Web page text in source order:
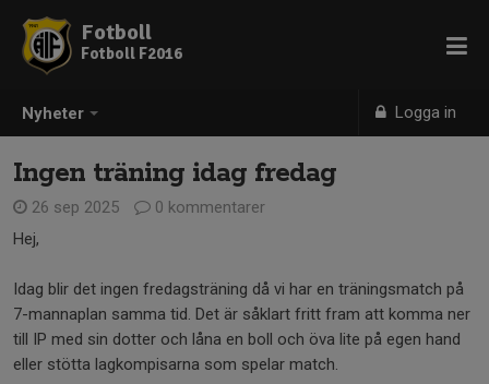
Nyheter Logga in
Fotboll
Fotboll F2016
Ingen träning idag fredag
26 sep 2025
0 kommentarer
Hej,
Idag blir det ingen fredagsträning då vi har en träningsmatch på
7-mannaplan samma tid. Det är såklart fritt fram att komma ner
till IP med sin dotter och låna en boll och öva lite på egen hand
eller stötta lagkompisarna som spelar match.